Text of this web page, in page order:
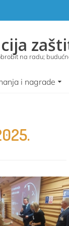
na radu;
i nagrade